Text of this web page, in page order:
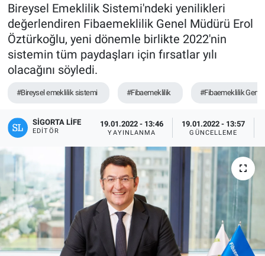
Bireysel Emeklilik Sistemi'ndeki yenilikleri
değerlendiren Fibaemeklilik Genel Müdürü Erol
Öztürkoğlu, yeni dönemle birlikte 2022'nin
sistemin tüm paydaşları için fırsatlar yılı
olacağını söyledi.
#Bireysel emeklilik sistemi #Fibaemeklilik #Fibaemeklilik
SIGORTA LIFE
EDITÖR
19.01.2022 - 13:46
YAYINLANMA
19.01.2022 - 13:57
GÜNCELLEME
Süper Lig Puan Durumu ve Fikstür
Tüm Manşetler
Son Dakika Haberleri